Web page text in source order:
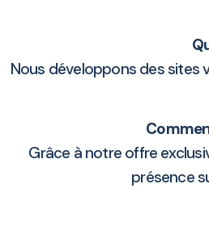
Nous développons des sites
Grâce à notre offre
présence